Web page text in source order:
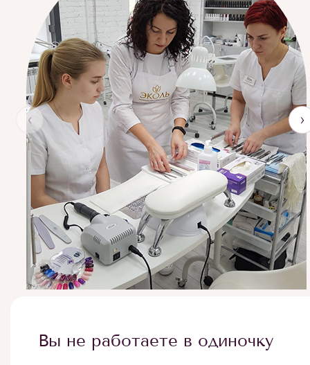
‹ ›
Вы не работаете в одиночку